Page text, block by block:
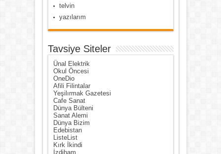
telvin
yazılarım
Tavsiye Siteler
Ünal Elektrik
Okul Öncesi
OneDio
Afili Filintalar
Yeşilırmak Gazetesi
Cafe Sanat
Dünya Bülteni
Sanat Alemi
Dünya Bizim
Edebistan
ListeList
Kırk İkindi
İzdiham